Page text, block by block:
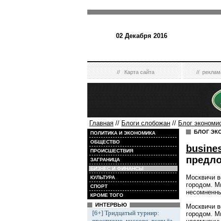
02 Декабря 2016
//Карта сайта //
Главная // Блоги слобожан // Блог
ПОЛИТИКА И ЭКОНОМИКА
ОБЩЕСТВО
ПРОИСШЕСТВИЯ
ЗАГРАНИЦА
БИЗНЕС И ФИНАНСЫ
КУЛЬТУРА
СПОРТ
КРОМЕ ТОГО
ИНТЕРВЬЮ
[6+] Тридцатый турнир:
БЛОГ
Москвичи
городом.
Москвичи
городом.